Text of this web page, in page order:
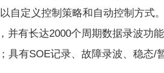
自定义控制策略和自动控制方式
并有长达2000个周期数据录波功
具有SOE记录、故障录波、稳态/